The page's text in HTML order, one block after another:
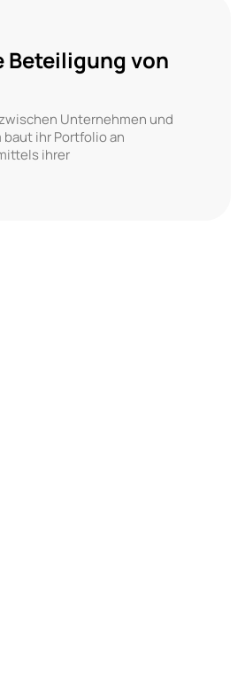
Beteiligung von
Unternehmen und
ihr Portfolio an
ihrer